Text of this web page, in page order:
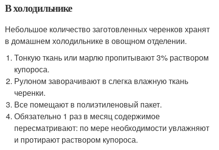
В холодильнике
Небольшое количество заготовленных черенков хранят
в домашнем холодильнике в овощном отделении.
Тонкую ткань или марлю пропитывают 3% раствором
купороса.
Рулоном заворачивают в слегка влажную ткань
черенки.
Все помещают в полиэтиленовый пакет.
Обязательно 1 раз в месяц содержимое
пересматривают: по мере необходимости увлажняют
и протирают раствором купороса.